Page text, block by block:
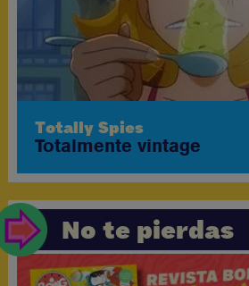
Totally Spies
Totalmente vintage
No te pierdas